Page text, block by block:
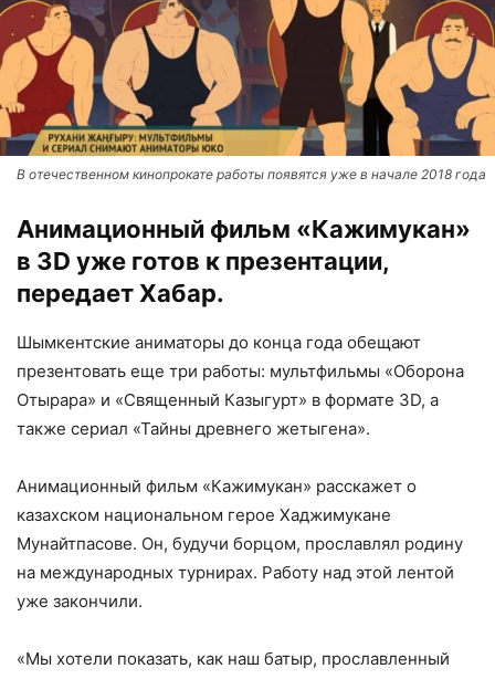
В отечественном кинопрокате работы появятся уже в начале 2018 года
Анимационный фильм «Кажимукан»
в 3D уже готов к презентации,
передает Хабар.
Шымкентские аниматоры до конца года обещают
презентовать еще три работы: мультфильмы «Оборона
Отырара» и «Священный Казыгурт» в формате 3D, а
также сериал «Тайны древнего жетыгена».
Анимационный фильм «Кажимукан» расскажет о
казахском национальном герое Хаджимукане
Мунайтпасове. Он, будучи борцом, прославлял родину
на международных турнирах. Работу над этой лентой
уже закончили.
«Мы хотели показать, как наш батыр, прославленный